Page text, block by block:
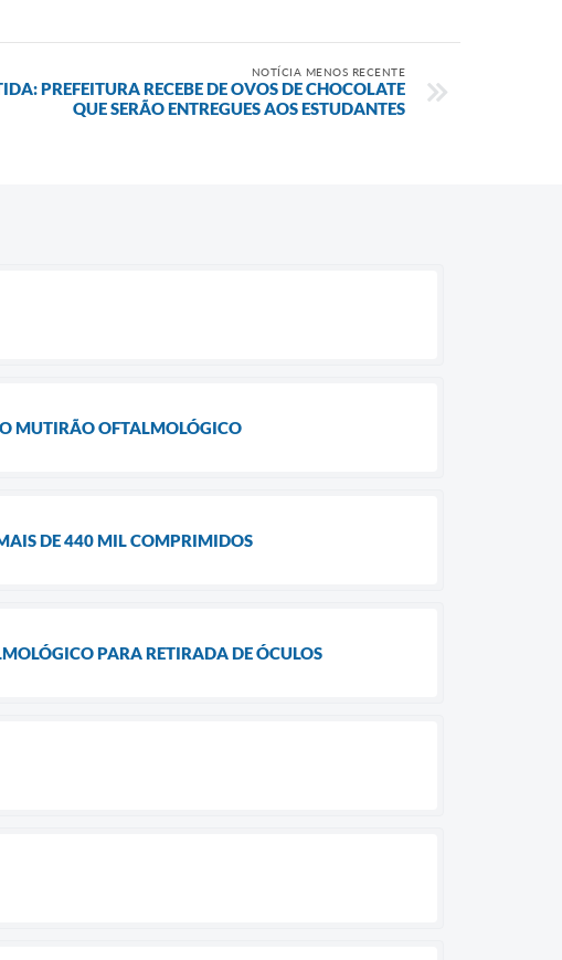
NOTÍCIA MENOS RECENTE
PREFEITURA RECEBE DE OVOS DE CHOCOLATE
QUE SERÃO ENTREGUES AOS ESTUDANTES
MUTIRÃO OFTALMOLÓGICO
DE 440 MIL COMPRIMIDOS
PARA RETIRADA DE ÓCULOS